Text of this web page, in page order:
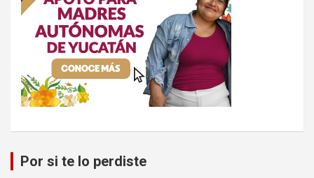
Por si te lo perdiste